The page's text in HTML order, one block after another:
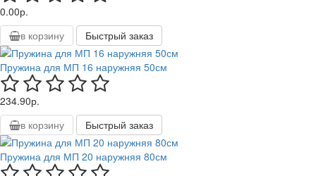
0.00р.
в корзину
Быстрый заказ
Пружина для МП 16 наружняя 50см
234.90р.
в корзину
Быстрый заказ
Пружина для МП 20 наружняя 80см